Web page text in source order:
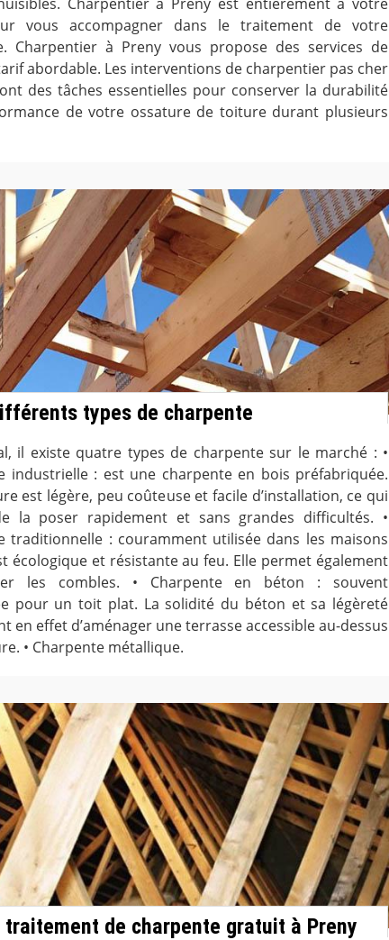
vous accompagner dans le traitement de votre
Charpentier à Preny vous propose des services de
abordable. Les interventions de charpentier pas cher
des tâches essentielles pour conserver la durabilité
de votre ossature de toiture durant plusieurs
types de charpente
il existe quatre types de charpente sur le marché : •
industrielle : est une charpente en bois préfabriquée.
est légère, peu coûteuse et facile d’installation, ce qui
la poser rapidement et sans grandes difficultés. •
traditionnelle : couramment utilisée dans les maisons
écologique et résistante au feu. Elle permet également
les combles. • Charpente en béton : souvent
pour un toit plat. La solidité du béton et sa légèreté
en effet d’aménager une terrasse accessible au-dessus
• Charpente métallique.
traitement de charpente gratuit à Preny